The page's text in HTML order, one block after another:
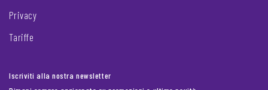
Privacy
Tariffe
Iscriviti alla nostra newsletter